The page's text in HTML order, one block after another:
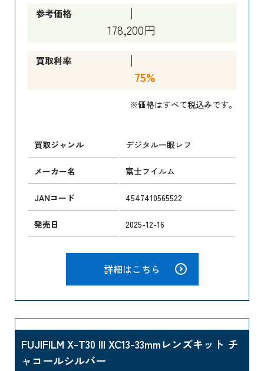
参考価格
178,200円
買取利率
75%
※価格はすべて税込みです。
買取ジャンル デジタル一眼レフ
メーカー名 富士フイルム
JANコード 4547410565522
発売日 2025-12-16
詳細はこちら
FUJIFILM X-T30 III XC13-33mmレンズキット チ
ャコールシルバー